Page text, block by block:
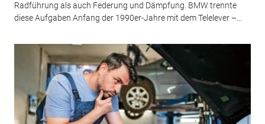
Radführung als auch Federung und Dämpfung. BMW trennte
diese Aufgaben Anfang der 1990er-Jahre mit dem Telelever –...